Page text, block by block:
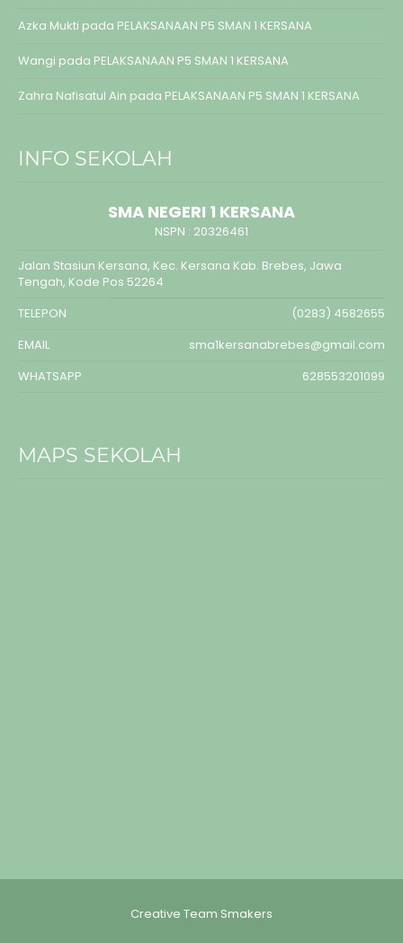
Azka Mukti pada PELAKSANAAN P5 SMAN 1 KERSANA
Wangi pada PELAKSANAAN P5 SMAN 1 KERSANA
Zahra Nafisatul Ain pada PELAKSANAAN P5 SMAN 1 KERSANA
INFO SEKOLAH
SMA NEGERI 1 KERSANA
NSPN : 20326461
Jalan Stasiun Kersana, Kec. Kersana Kab. Brebes, Jawa
Tengah, Kode Pos 52264
TELEPON
(0283) 4582655
EMAIL
sma1kersanabrebes@gmail.com
WHATSAPP
628553201099
MAPS SEKOLAH
Creative Team Smakers